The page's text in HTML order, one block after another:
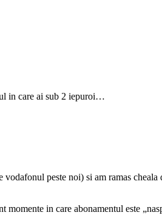
in care ai sub 2 iepuroi…
peste noi) si am ramas
in care abonamentul este